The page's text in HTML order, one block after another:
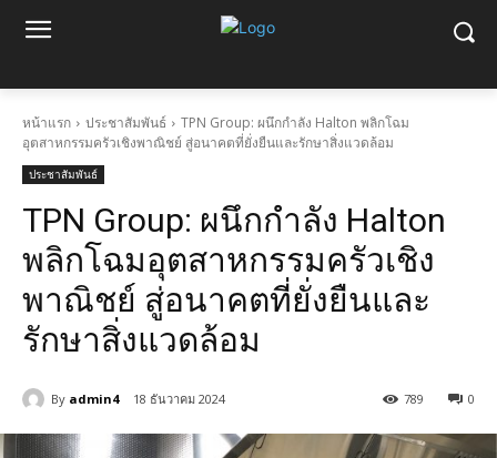
หน้าแรก ประชาสัมพันธ์
TPN Group: ผนึกกำลัง Halton พลิกโฉม
อุตสาหกรรมครัวเชิงพาณิชย์ สู่อนาคตที่ยั่งยืนและรักษาสิ่งแวดล้อม
ประชาสัมพันธ์
TPN Group: ผนึกกำลัง Halton
พลิกโฉมอุตสาหกรรมครัวเชิง
พาณิชย์ สู่อนาคตที่ยั่งยืนและ
รักษาสิ่งแวดล้อม
By admin4 18 ธันวาคม 2024 0
789